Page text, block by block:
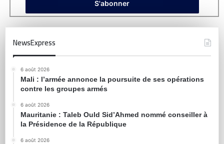
NewsExpress
6 août 2026
Mali : l’armée annonce la poursuite de ses opérations
contre les groupes armés
6 août 2026
Mauritanie : Taleb Ould Sid’Ahmed nommé conseiller à
la Présidence de la République
6 août 2026